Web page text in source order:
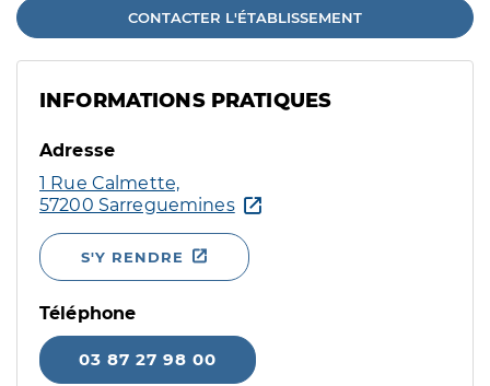
CONTACTER L'ÉTABLISSEMENT
INFORMATIONS PRATIQUES
Adresse
1 Rue Calmette,
57200 Sarreguemines
S'Y RENDRE
Téléphone
03 87 27 98 00